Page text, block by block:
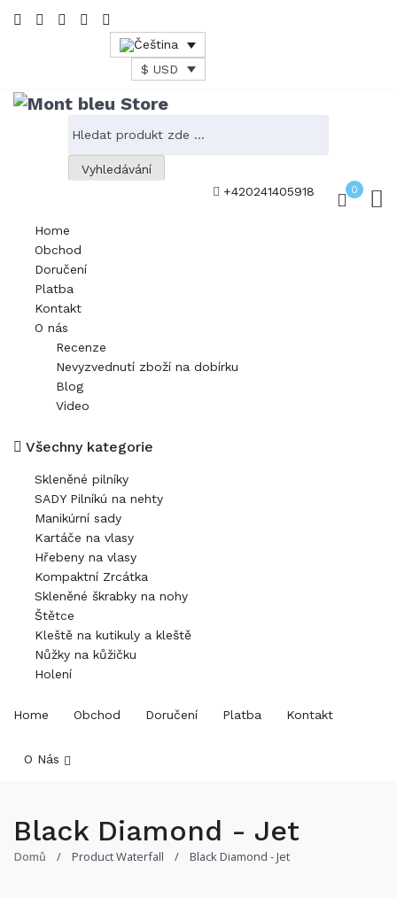
$ USD
Vyhledávání
+420241405918
0
Home
Obchod
Doručení
Platba
Kontakt
O nás
Recenze
Nevyzvednutí zboží na dobírku
Blog
Video
Všechny kategorie
Skleněné pilníky
SADY Pilníkú na nehty
Manikúrní sady
Kartáče na vlasy
Hřebeny na vlasy
Kompaktní Zrcátka
Skleněné škrabky na nohy
Štětce
Kleště na kutikuly a kleště
Nůžky na kůžičku
Holení
Home Obchod Doručení Platba Kontakt
O Nás
Black Diamond - Jet
Domů / Product Waterfall / Black Diamond - Jet